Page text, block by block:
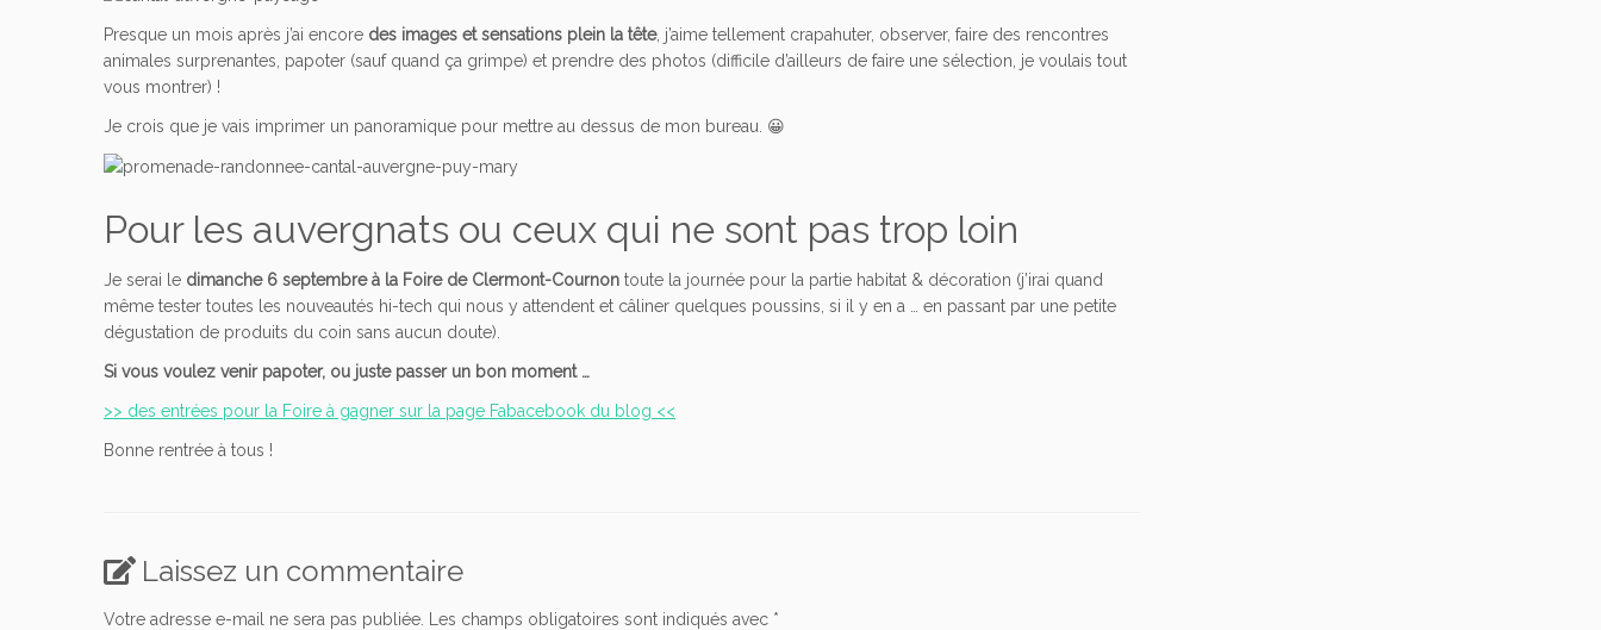
Presque un mois après j’ai encore des images et sensations plein la tête, j’aime tellement crapahuter, observer, faire des rencontres
animales surprenantes, papoter (sauf quand ça grimpe) et prendre des photos (difficile d’ailleurs de faire une sélection, je voulais tout
vous montrer) !
Je crois que je vais imprimer un panoramique pour mettre au dessus de mon bureau. 😀
Pour les auvergnats ou ceux qui ne sont pas trop loin
Je serai le dimanche 6 septembre à la Foire de Clermont-Cournon toute la journée pour la partie habitat & décoration (j’irai quand
même tester toutes les nouveautés hi-tech qui nous y attendent et câliner quelques poussins, si il y en a … en passant par une petite
dégustation de produits du coin sans aucun doute).
Si vous voulez venir papoter, ou juste passer un bon moment …
>> des entrées pour la Foire à gagner sur la page Fabacebook du blog <<
Bonne rentrée à tous !
Laissez un commentaire
Votre adresse e-mail ne sera pas publiée. Les champs obligatoires sont indiqués avec *